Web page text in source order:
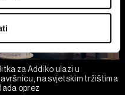
scanning it for
data is processed
details section.
WIN ARENA SPORT
za Addiko ulazi u
na svjetskim tržištima
oprez